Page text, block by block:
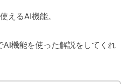
えるAI機能。
AI機能を使った解説をしてくれ